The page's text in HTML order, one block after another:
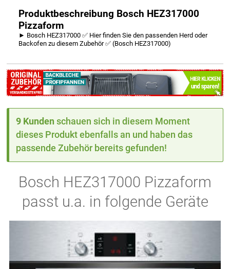
Produktbeschreibung Bosch HEZ317000
Pizzaform
► Bosch HEZ317000 ✅ Hier finden Sie den passenden Herd oder
Backofen zu diesem Zubehör ✅ (Bosch HEZ317000)
9 Kunden schauen sich in diesem Moment
dieses Produkt ebenfalls an und haben das
passende Zubehör bereits gefunden!
Bosch HEZ317000 Pizzaform
passt u.a. in folgende Geräte